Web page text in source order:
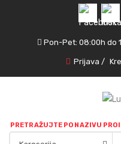
Pon-Pet: 08:00h do
Prijava /
PRETRAŽUJTE PO NAZIVU